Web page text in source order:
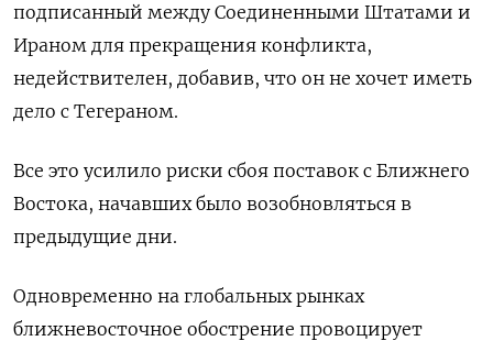
подписанный между Соединенными Штатами ​и
Ираном для прекращения конфликта, ​
недействителен, добавив, что он не ‌хочет иметь
дело с Тегераном.
Все это усилило риски сбоя поставок с Ближнего
Востока, начавших было возобновляться ​в
предыдущие дни.
Одновременно на глобальных рынках
ближневосточное обострение провоцирует